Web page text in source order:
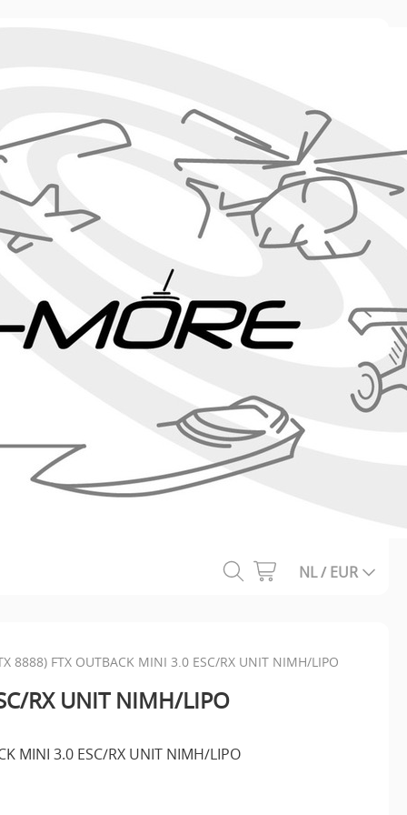
NL / EUR
8888) FTX OUTBACK MINI 3.0 ESC/RX UNIT NIMH/LIPO
RX UNIT NIMH/LIPO
MINI 3.0 ESC/RX UNIT NIMH/LIPO